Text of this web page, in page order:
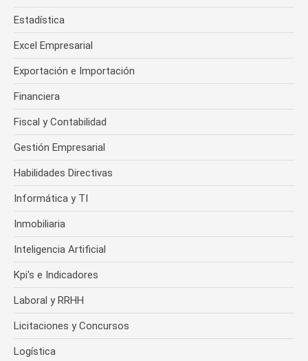
Estadística
Excel Empresarial
Exportación e Importación
Financiera
Fiscal y Contabilidad
Gestión Empresarial
Habilidades Directivas
Informática y TI
Inmobiliaria
Inteligencia Artificial
Kpi's e Indicadores
Laboral y RRHH
Licitaciones y Concursos
Logística